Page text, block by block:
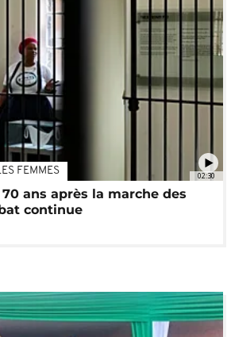
02:30
FEMMES
ans après la marche des
continue